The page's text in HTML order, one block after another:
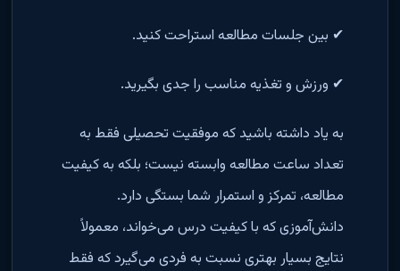
✔ بین جلسات مطالعه استراحت کنید.
✔ ورزش و تغذیه مناسب را جدی بگیرید.
به یاد داشته باشید که موفقیت تحصیلی فقط به
تعداد ساعت مطالعه وابسته نیست؛ بلکه به کیفیت
مطالعه، تمرکز و استمرار شما بستگی دارد.
دانش‌آموزی که با کیفیت درس می‌خواند، معمولاً
نتایج بسیار بهتری نسبت به فردی می‌گیرد که فقط